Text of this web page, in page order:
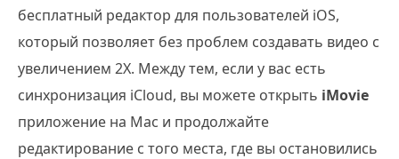
бесплатный редактор для пользователей iOS,
который позволяет без проблем создавать видео с
увеличением 2X. Между тем, если у вас есть
синхронизация iCloud, вы можете открыть iMovie
приложение на Mac и продолжайте
редактирование с того места, где вы остановились